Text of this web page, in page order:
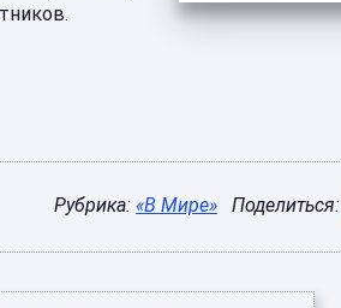
Рубрика: «В Мире» Поделиться: